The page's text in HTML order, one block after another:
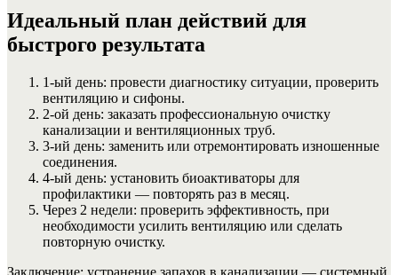
Идеальный план действий для
быстрого результата
1-ый день: провести диагностику ситуации, проверить
вентиляцию и сифоны.
2-ой день: заказать профессиональную очистку
канализации и вентиляционных труб.
3-ий день: заменить или отремонтировать изношенные
соединения.
4-ый день: установить биоактиваторы для
профилактики — повторять раз в месяц.
Через 2 недели: проверить эффективность, при
необходимости усилить вентиляцию или сделать
повторную очистку.